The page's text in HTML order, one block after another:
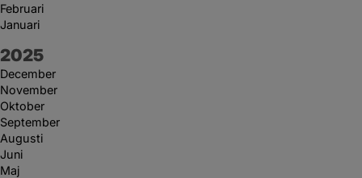
Februari
Januari
År:
2025
December
November
Oktober
September
Augusti
Juni
Maj